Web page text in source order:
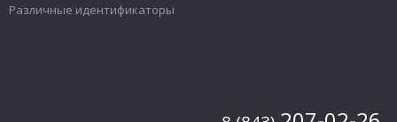
Различные идентификаторы